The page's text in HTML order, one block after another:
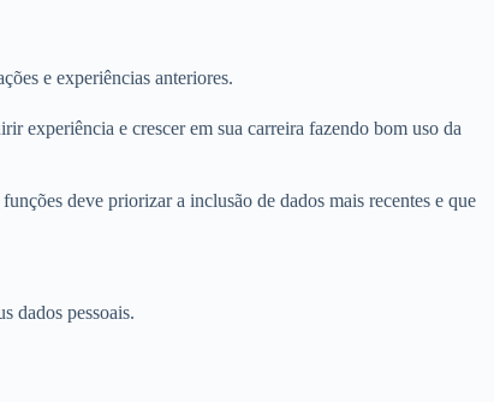
e experiências anteriores.
experiência e crescer em sua carreira fazendo bom uso da
deve priorizar a inclusão de dados mais recentes e que
dados pessoais.